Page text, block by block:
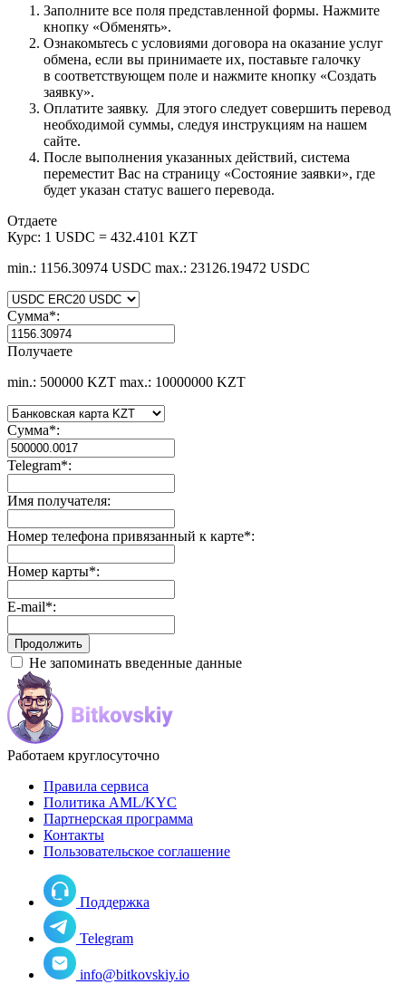
Заполните все поля представленной формы. Нажмите
кнопку «Обменять».
Ознакомьтесь с условиями договора на оказание услуг
обмена, если вы принимаете их, поставьте галочку
в соответствующем поле и нажмите кнопку «Создать
заявку».
Оплатите заявку. Для этого следует совершить перевод
необходимой суммы, следуя инструкциям на нашем
сайте.
После выполнения указанных действий, система
переместит Вас на страницу «Состояние заявки», где
будет указан статус вашего перевода.
Отдаете
Курс: 1 USDC = 432.4101 KZT
min.: 1156.30974 USDC max.: 23126.19472 USDC
Сумма*:
Получаете
min.: 500000 KZT max.: 10000000 KZT
Сумма*:
Telegram*:
Имя получателя:
Номер телефона привязанный к карте*:
Номер карты*:
E-mail*:
Не запоминать введенные данные
Работаем круглосуточно
Правила сервиса
Политика AML/KYC
Партнерская программа
Контакты
Пользовательское соглашение
Поддержка
Telegram
info@bitkovskiy.io